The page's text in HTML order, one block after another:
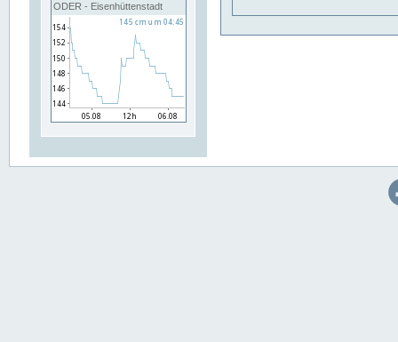
ODER - Eisenhüttenstadt